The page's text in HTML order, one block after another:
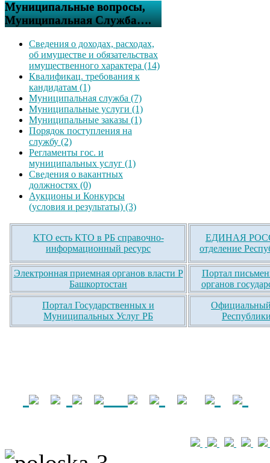
Муниципальные вопросы,
Муниципальная Служба….
Сведения о доходах, расходах,
об имуществе и обязательствах
имущественного характера (14)
Квалификац. требования к
кандидатам (1)
Муниципальная служба (7)
Муниципальные услуги (1)
Муниципальные заказы (1)
Порядок поступления на
службу (2)
Регламенты гос. и
муниципальных услуг (1)
Сведения о вакантных
должностях (0)
Аукционы и Конкурсы
(условия и результаты) (3)
КТО есть КТО в РБ справочно-
информационный ресурс
ЕДИНАЯ
отделение
Электронная приемная органов власти Р
Башкортостан
Портал
органов
Портал Государственных и
Муниципальных Услуг РБ
Официальный